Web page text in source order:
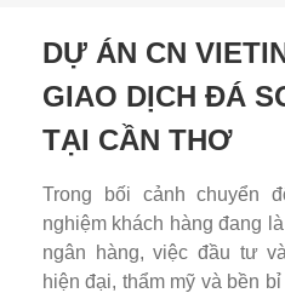
DỰ ÁN CN
GIAO DỊCH ĐÁ
TẠI CẦN THƠ
Trong bối cảnh chuyển
nghiệm khách hàng đang
ngân hàng, việc đầu tư
hiện đại, thẩm mỹ và bền